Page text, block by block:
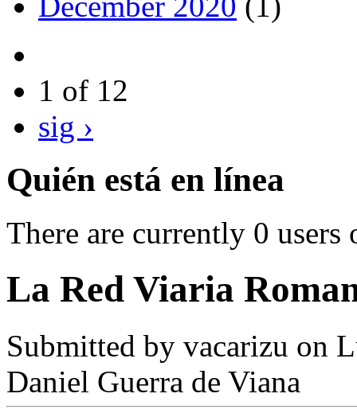
1 of 12
sig ›
Quién está en línea
There are currently 0 users
La Red Viaria
Submitted by vacarizu on
Daniel Guerra de Viana